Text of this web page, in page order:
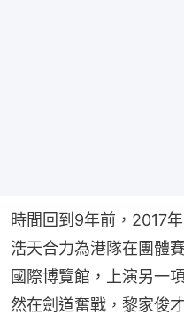
時間回到9年前，2017
浩天合力為港隊在團體
國際博覽館，上演另一
然在劍道奮戰，黎家俊